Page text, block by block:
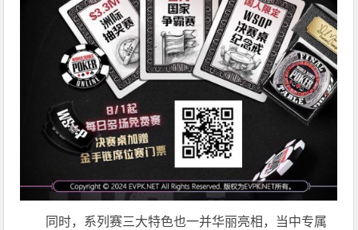
同时，系列赛三大特色也一并华丽亮相，当中专属